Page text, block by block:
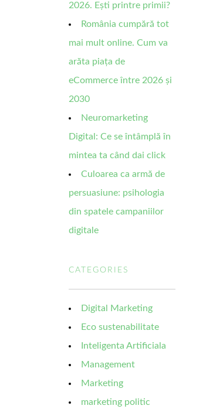
2026. Ești printre primii?
România cumpără tot
mai mult online. Cum va
arăta piața de
eCommerce între 2026 și
2030
Neuromarketing
Digital: Ce se întâmplă în
mintea ta când dai click
Culoarea ca armă de
persuasiune: psihologia
din spatele campaniilor
digitale
CATEGORIES
Digital Marketing
Eco sustenabilitate
Inteligenta Artificiala
Management
Marketing
marketing politic